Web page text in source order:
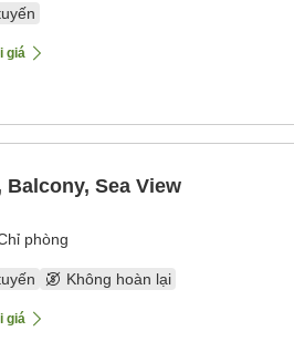
giá
Sea View
phòng
Không hoàn lại
giá